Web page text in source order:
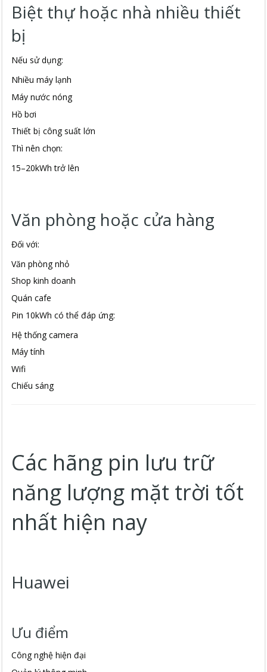
Biệt thự hoặc nhà nhiều thiết
bị
Nếu sử dụng:
Nhiều máy lạnh
Máy nước nóng
Hồ bơi
Thiết bị công suất lớn
Thì nên chọn:
15–20kWh trở lên
Văn phòng hoặc cửa hàng
Đối với:
Văn phòng nhỏ
Shop kinh doanh
Quán cafe
Pin 10kWh có thể đáp ứng:
Hệ thống camera
Máy tính
Wifi
Chiếu sáng
Các hãng pin lưu trữ
năng lượng mặt trời tốt
nhất hiện nay
Huawei
Ưu điểm
Công nghệ hiện đại